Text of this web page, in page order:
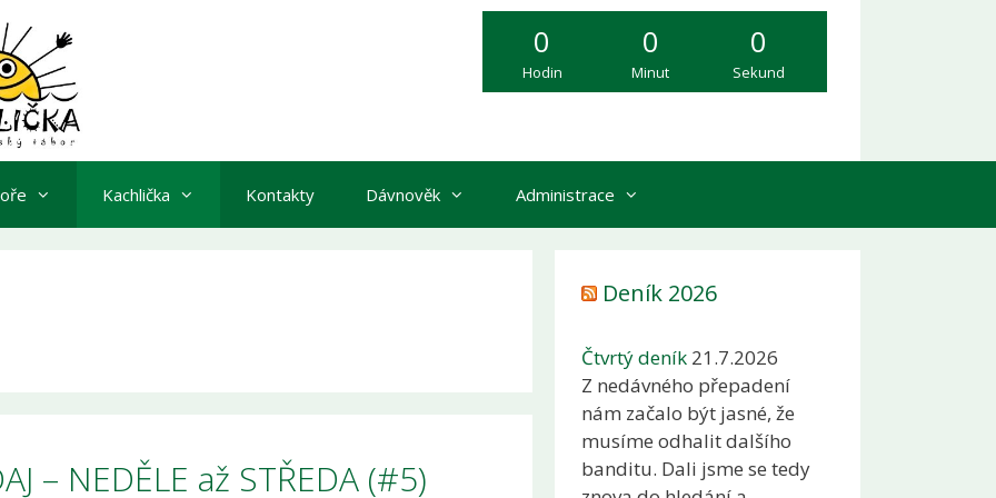
0
Hodin
0
Minut
0
Sekund
Kachlička Kontakty Dávnověk Administrace
– NEDĚLE až STŘEDA (#5)
Deník 2026
Čtvrtý deník 21.7.2026
Z nedávného přepadení
nám začalo být jasné, že
musíme odhalit dalšího
banditu. Dali jsme se tedy